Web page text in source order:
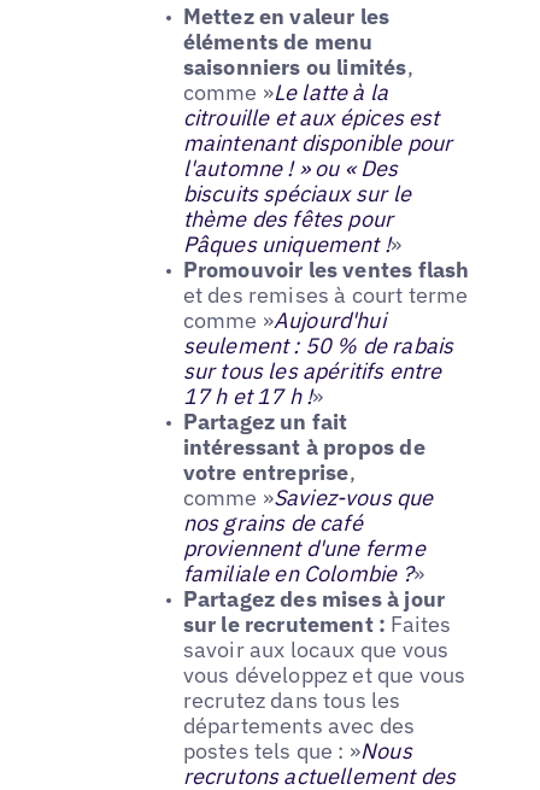
Mettez en valeur les
éléments de menu
saisonniers ou limités,
comme »Le latte à la
citrouille et aux épices est
maintenant disponible pour
l'automne ! » ou « Des
biscuits spéciaux sur le
thème des fêtes pour
Pâques uniquement !»
Promouvoir les ventes flash
et des remises à court terme
comme »Aujourd'hui
seulement : 50 % de rabais
sur tous les apéritifs entre
17 h et 17 h !»
Partagez un fait
intéressant à propos de
votre entreprise,
comme »Saviez-vous que
nos grains de café
proviennent d'une ferme
familiale en Colombie ?»
Partagez des mises à jour
sur le recrutement : Faites
savoir aux locaux que vous
vous développez et que vous
recrutez dans tous les
départements avec des
postes tels que : »Nous
recrutons actuellement des